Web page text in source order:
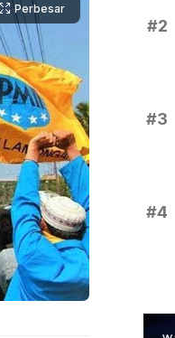
Perbesar
#2
#3
#4